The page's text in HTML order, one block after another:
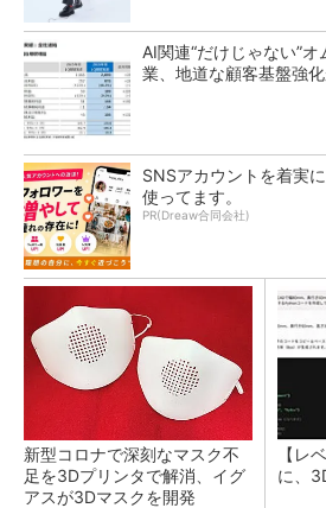
AI関連“だけじゃない”
業、地道な顧客基盤強
SNSアカウントを着実
使ってます。
PR(Dreaw合同会社)
新型コロナで深刻なマスク不
足を3Dプリンタで解消、イグ
アスが3Dマスクを開発
【レ
に、